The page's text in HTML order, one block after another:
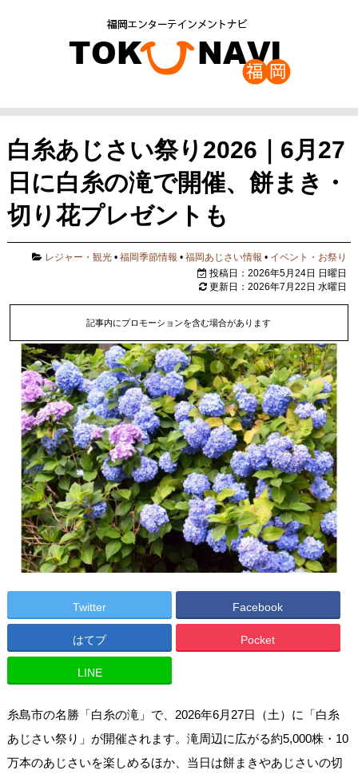
白糸あじさい祭り2026｜6月27
日に白糸の滝で開催、餅まき・
切り花プレゼントも
レジャー・観光 •福岡季節情報 •福岡あじさい情報 • イベント・お祭り
投稿日：2026年5月24日 日曜日
更新日：2026年7月22日 水曜日
記事内にプロモーションを含む場合があります
Twitter Facebook
はてブ Pocket
LINE
糸島市の名勝「白糸の滝」で、2026年6月27日（土）に「白糸
あじさい祭り」が開催されます。滝周辺に広がる約5,000株・10
万本のあじさいを楽しめるほか、当日は餅まきやあじさいの切